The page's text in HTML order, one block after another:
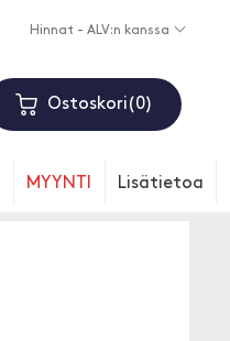
Hinnat - ALV:n kanssa
Ostoskori 0
MYYNTI Lisätietoa